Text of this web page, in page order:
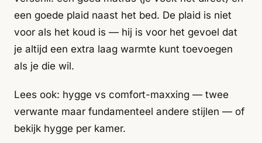
een goede plaid naast het bed. De plaid is niet
voor als het koud is — hij is voor het gevoel dat
je altijd een extra laag warmte kunt toevoegen
als je die wil.
Lees ook: hygge vs comfort-maxxing — twee
verwante maar fundamenteel andere stijlen — of
bekijk hygge per kamer.